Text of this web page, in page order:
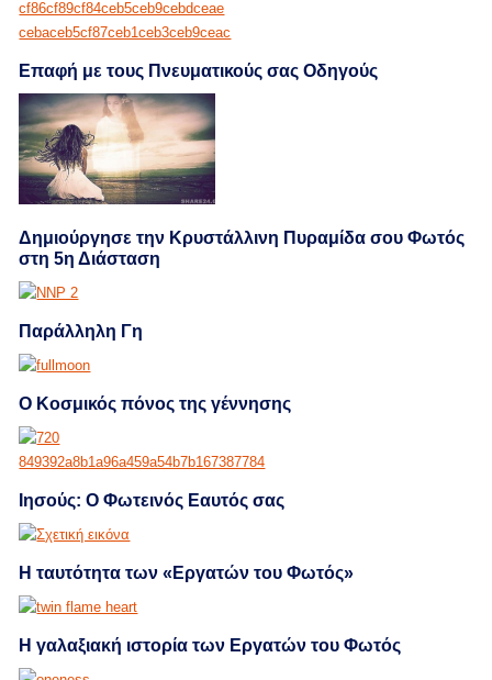
Επαφή με τους Πνευματικούς σας Οδηγούς
Δημιούργησε την Κρυστάλλινη Πυραμίδα σου Φωτός
στη 5η Διάσταση
Παράλληλη Γη
Ο Κοσμικός πόνος της γέννησης
Ιησούς: Ο Φωτεινός Εαυτός σας
Η ταυτότητα των «Εργατών του Φωτός»
Η γαλαξιακή ιστορία των Εργατών του Φωτός